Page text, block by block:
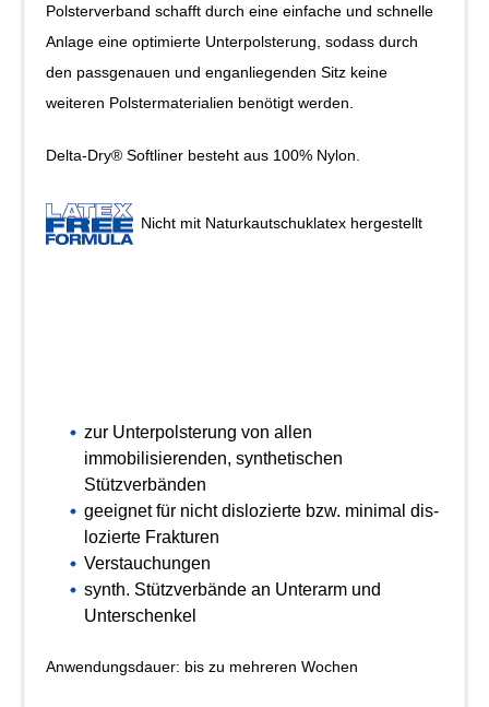
Polsterverband schafft durch eine einfache und schnelle
Anlage eine optimierte Unterpolsterung, sodass durch
den passgenauen und enganliegenden Sitz keine
weiteren Polstermaterialien benötigt werden.
Delta-Dry® Softliner besteht aus 100% Nylon.
Nicht mit Naturkautschuklatex hergestellt
zur Unterpolsterung von allen
immobilisierenden, synthetischen
Stützverbänden
geeignet für nicht dislozierte bzw. minimal dis-
lozierte Frakturen
Verstauchungen
synth. Stützverbände an Unterarm und
Unterschenkel
Anwendungsdauer: bis zu mehreren Wochen